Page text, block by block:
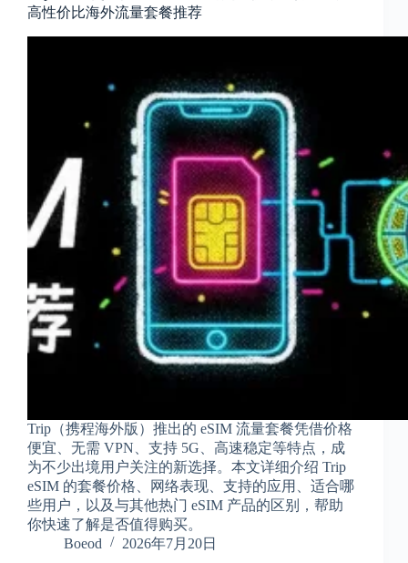
高性价比海外流量套餐推荐
Trip（携程海外版）推出的 eSIM 流量套餐凭借价格
便宜、无需 VPN、支持 5G、高速稳定等特点，成
为不少出境用户关注的新选择。本文详细介绍 Trip
eSIM 的套餐价格、网络表现、支持的应用、适合哪
些用户，以及与其他热门 eSIM 产品的区别，帮助
你快速了解是否值得购买。
Boeod
2026年7月20日